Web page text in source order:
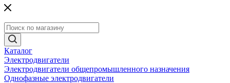
Каталог
Электродвигатели
Электродвигатели общепромышленного назначения
Однофазные электродвигатели